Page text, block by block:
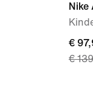
Nike
price
€
€